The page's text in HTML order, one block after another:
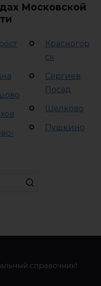
Московской
Красногор
ск
Сергиев
Посад
Щёлково
Пушкино
справочник!